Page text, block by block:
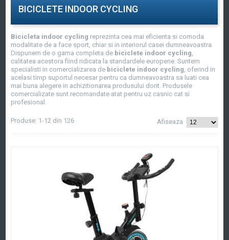
BICICLETE INDOOR CYCLING
Bicicleta indoor cycling reprezinta cea mai eficienta si comoda
modalitate de a face sport, chiar si in interiorul casei dumneavoastra.
Dispunem de o gama completa de biciclete indoor cycling,
calitatea acestora fiind ridicata la standardele europene. Suntem
specialisti in comercializarea de biciclete indoor cycling, oferind in
acelasi timp suportul necesar pentru ca dumneavoastra sa luati cea
mai buna alegere in achizitionarea produsului dorit. Produsele
comercializate sunt recomandate atat pentru uz casnic cat si
profesional.
Produse: 1-12 din 126 Afiseaza